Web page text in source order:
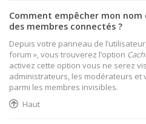
Comment empêcher mon nom
des membres connectés ?
Depuis votre panneau de
forum », vous trouverez l’option
activez cette option vous ne serez
administrateurs, les modérateurs et
parmi les membres invisibles.
Haut